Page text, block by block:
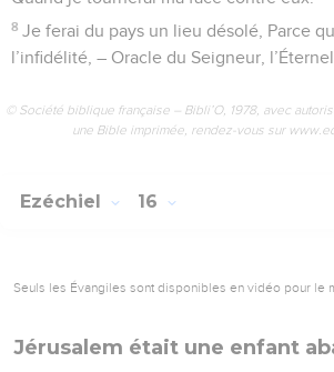
8 Je ferai du pays un lieu désolé, Parce
l’infidélité, – Oracle du Seigneur, l’Éternel.
© Société biblique française – Bibli’O, 1978, avec
une Bible imprimée, rendez-vous sur
Ezéchiel 16
Seuls les Évangiles sont disponibles en vidéo pour le
Jérusalem était une enfant